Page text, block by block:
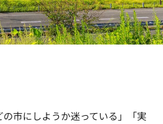
の市にしようか迷っている」「実